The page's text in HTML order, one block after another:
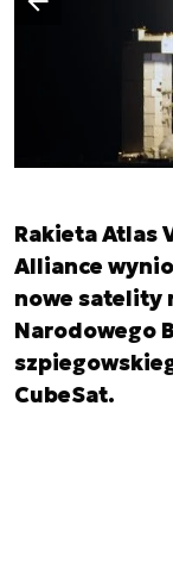
Poprzedni slajd
Rakieta Atlas
Alliance
nowe satelity
Narodowego
CubeSat.